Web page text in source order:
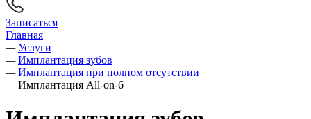
Записаться
Главная
— Услуги
— Имплантация зубов
— Имплантация при полном отсутствии
— Имплантация All-on-6